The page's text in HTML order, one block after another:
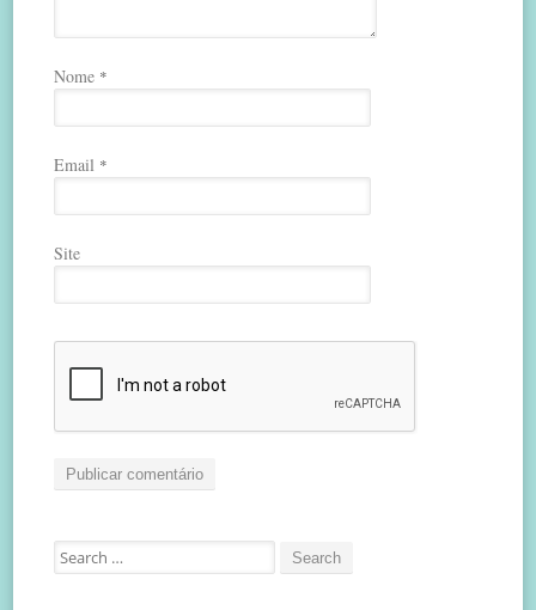
Nome *
Email *
Site
Search
for: